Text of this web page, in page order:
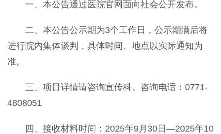
一、本公告通过医院官网面向社会公开发布。
二、本公告公示期为3个工作日，公示期满后将
进行院内集体谈判，具体时间、地点以实际通知为
准。
三、项目详情请咨询宣传科。咨询电话：0771-
4808051
四、接收材料时间：2025年9月30日—2025年10